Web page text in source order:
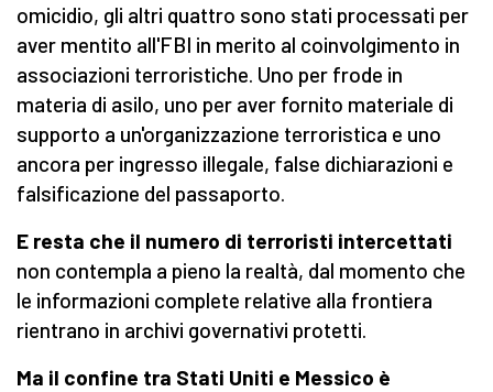
omicidio, gli altri quattro sono stati processati per
aver mentito all'FBI in merito al coinvolgimento in
associazioni terroristiche. Uno per frode in
materia di asilo, uno per aver fornito materiale di
supporto a un'organizzazione terroristica e uno
ancora per ingresso illegale, false dichiarazioni e
falsificazione del passaporto.
E resta che il numero di terroristi intercettati
non contempla a pieno la realtà, dal momento che
le informazioni complete relative alla frontiera
rientrano in archivi governativi protetti.
Ma il confine tra Stati Uniti e Messico è